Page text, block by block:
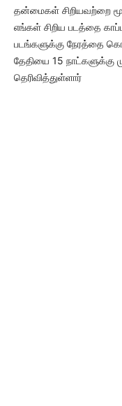
தன்மைகள் சிறியவற்றை
எங்கள் சிறிய படத்தை
படங்களுக்கு நேரத்தை
தேதியை 15 நாட்களுக்கு
தெரிவித்துள்ளார்